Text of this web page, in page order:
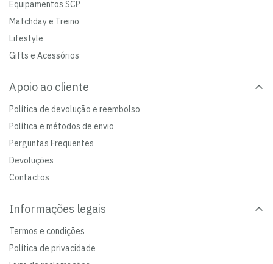
Equipamentos SCP
Matchday e Treino
Lifestyle
Gifts e Acessórios
Apoio ao cliente
Política de devolução e reembolso
Política e métodos de envio
Perguntas Frequentes
Devoluções
Contactos
Informações legais
Termos e condições
Política de privacidade